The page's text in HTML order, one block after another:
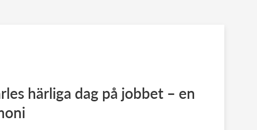
härliga dag på jobbet – en